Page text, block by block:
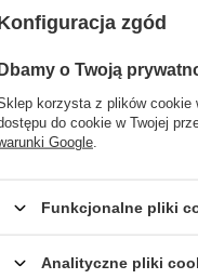
wodę
2.0 590ml
30 dni
Kubek
przed
zgód
o Twoją
korzysta z plików cookie
do cookie w Twojej
Google
Funkcjonalne pliki
Analityczne pliki